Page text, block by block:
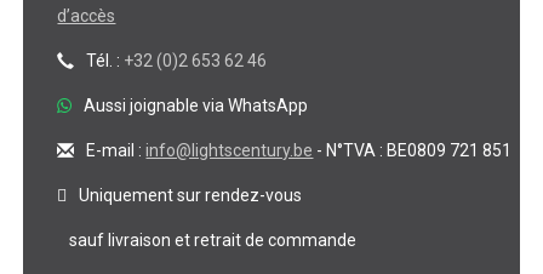
d’accès
Tél. : +32 (0)2 653 62 46
Aussi joignable via WhatsApp
E-mail :info@lightscentury.be - N°TVA : BE0809 721 851
Uniquement sur rendez-vous
sauf livraison et retrait de commande